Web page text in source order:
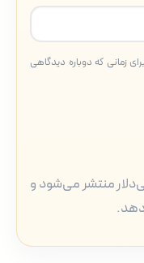
زمانی که دوباره دیدگاهی
منتشر می‌شود و